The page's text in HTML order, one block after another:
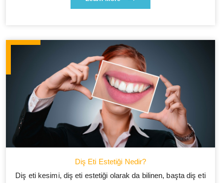
Diş Eti Estetiği Nedir?
Diş eti kesimi, diş eti estetiği olarak da bilinen, başta diş eti